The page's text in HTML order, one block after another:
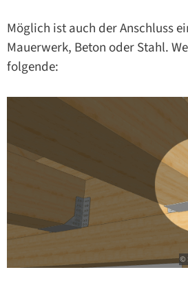
Möglich ist auch der Anschluss
Mauerwerk, Beton oder Stahl.
folgende:
©